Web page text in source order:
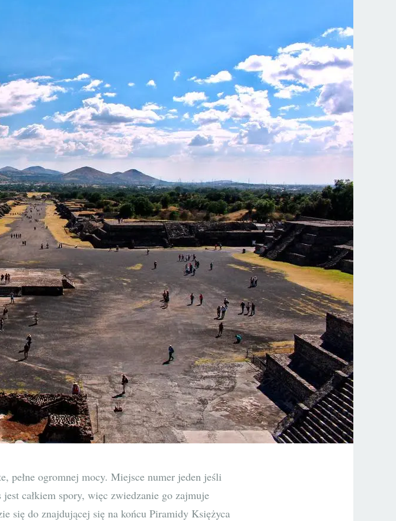
pełne ogromnej mocy. Miejsce numer jeden jeśli
całkiem spory, więc zwiedzanie go zajmuje
się do znajdującej się na końcu Piramidy Księżyca